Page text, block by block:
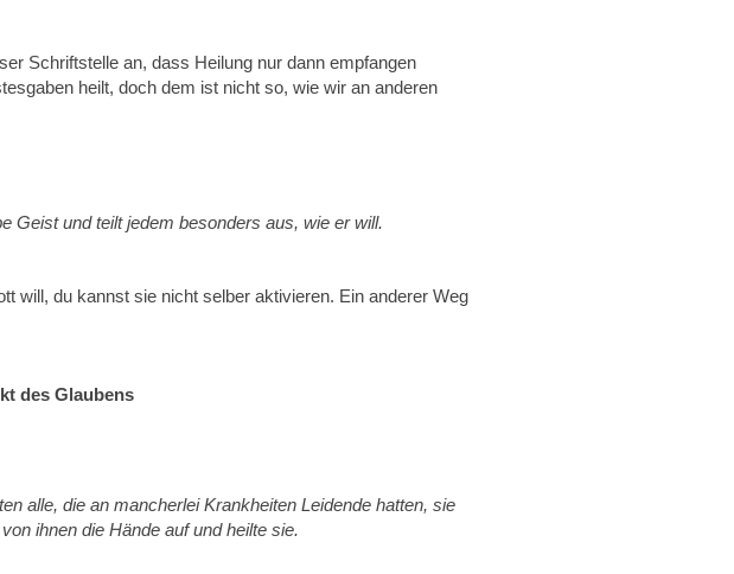
Schriftstelle an, dass Heilung nur dann empfangen
heilt, doch dem ist nicht so, wie wir an anderen
Geist und teilt jedem besonders aus, wie er will.
will, du kannst sie nicht selber aktivieren. Ein anderer Weg
des Glaubens
alle, die an mancherlei Krankheiten Leidende hatten, sie
ihnen die Hände auf und heilte sie.